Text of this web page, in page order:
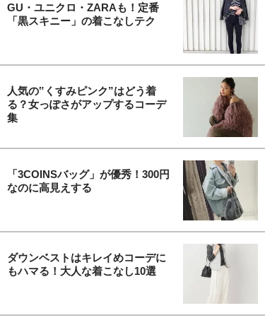
GU・ユニクロ・ZARAも！定番
「黒スキニー」の着こなしテク
人気の‟くすみピンク”はどう着
る？女っぽさがアップするコーデ
集
「3COINSバッグ」が優秀！300円
なのに高見えする
ダウンベストはキレイめコーデに
もハマる！大人な着こなし10選